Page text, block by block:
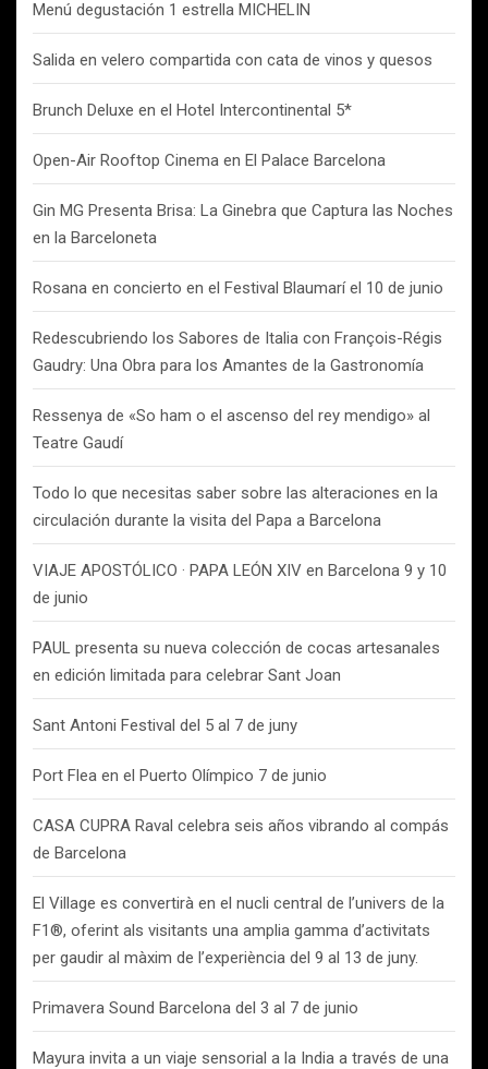
Menú degustación 1 estrella MICHELIN
Salida en velero compartida con cata de vinos y quesos
Brunch Deluxe en el Hotel Intercontinental 5*
Open-Air Rooftop Cinema en El Palace Barcelona
Gin MG Presenta Brisa: La Ginebra que Captura las Noches
en la Barceloneta
Rosana en concierto en el Festival Blaumarí el 10 de junio
Redescubriendo los Sabores de Italia con François-Régis
Gaudry: Una Obra para los Amantes de la Gastronomía
Ressenya de «So ham o el ascenso del rey mendigo» al
Teatre Gaudí
Todo lo que necesitas saber sobre las alteraciones en la
circulación durante la visita del Papa a Barcelona
VIAJE APOSTÓLICO · PAPA LEÓN XIV en Barcelona 9 y 10
de junio
PAUL presenta su nueva colección de cocas artesanales
en edición limitada para celebrar Sant Joan
Sant Antoni Festival del 5 al 7 de juny
Port Flea en el Puerto Olímpico 7 de junio
CASA CUPRA Raval celebra seis años vibrando al compás
de Barcelona
El Village es convertirà en el nucli central de l’univers de la
F1®, oferint als visitants una amplia gamma d’activitats
per gaudir al màxim de l’experiència del 9 al 13 de juny.
Primavera Sound Barcelona del 3 al 7 de junio
Mayura invita a un viaje sensorial a la India a través de una